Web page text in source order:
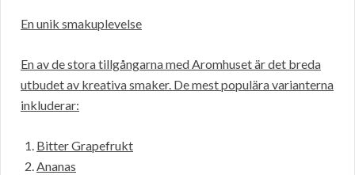
En unik smakuplevelse
En av de stora tillgångarna med Aromhuset är det breda
utbudet av kreativa smaker. De mest populära varianterna
inkluderar:
Bitter Grapefrukt
Ananas